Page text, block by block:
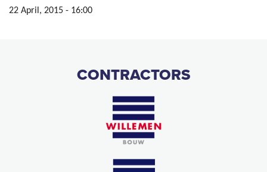
22 April, 2015 - 16:00
CONTRACTORS